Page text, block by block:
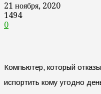
21 ноября, 2020
1494
0
Компьютер, который
испортить кому угодно